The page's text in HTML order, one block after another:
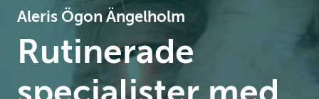
Aleris Ögon Ängelholm
Rutinerade